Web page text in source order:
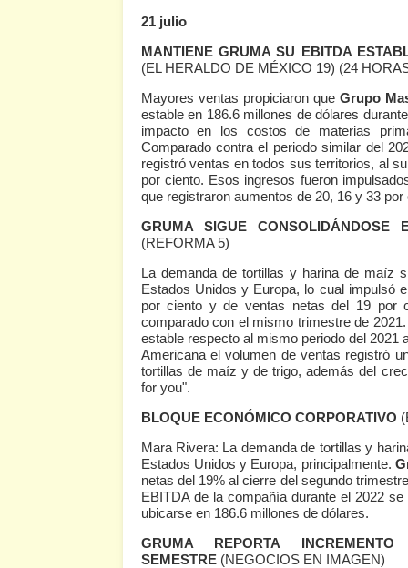
21 julio
MANTIENE GRUMA SU EBITDA
(EL HERALDO DE MÉXICO 19) (24
Mayores ventas propiciaron que Grupo
estable en 186.6 millones de dólares
impacto en los costos de materias
Comparado contra el periodo similar del
registró ventas en todos sus territorios, al
por ciento. Esos ingresos fueron
que registraron aumentos de 20, 16 y 33
GRUMA SIGUE CONSOLIDÁNDOSE
(REFORMA 5)
La demanda de tortillas y harina de maíz
Estados Unidos y Europa, lo cual impulsó
por ciento y de ventas netas del 19 por
comparado con el mismo trimestre de
estable respecto al mismo periodo del 2021
Americana el volumen de ventas registró
tortillas de maíz y de trigo, además del
for you".
BLOQUE ECONÓMICO CORPORATIVO
Mara Rivera: La demanda de tortillas y
Estados Unidos y Europa, principalmente.
netas del 19% al cierre del segundo
EBITDA de la compañía durante el 2022
ubicarse en 186.6 millones de dólares.
GRUMA REPORTA
SEMESTRE (NEGOCIOS EN IMAGEN)